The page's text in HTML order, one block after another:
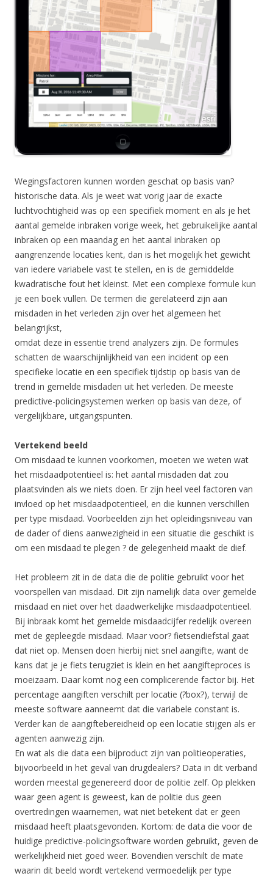
Wegingsfactoren kunnen worden geschat op basis van?
historische data. Als je weet wat vorig jaar de exacte
luchtvochtigheid was op een specifiek moment en als je het
aantal gemelde inbraken vorige week, het gebruikelijke aantal
inbraken op een maandag en het aantal inbraken op
aangrenzende locaties kent, dan is het mogelijk het gewicht
van iedere variabele vast te stellen, en is de gemiddelde
kwadratische fout het kleinst. Met een complexe formule kun
je een boek vullen. De termen die gerelateerd zijn aan
misdaden in het verleden zijn over het algemeen het
belangrijkst,
omdat deze in essentie trend analyzers zijn. De formules
schatten de waarschijnlijkheid van een incident op een
specifieke locatie en een specifiek tijdstip op basis van de
trend in gemelde misdaden uit het verleden. De meeste
predictive-policingsystemen werken op basis van deze, of
vergelijkbare, uitgangspunten.
Vertekend beeld
Om misdaad te kunnen voorkomen, moeten we weten wat
het misdaadpotentieel is: het aantal misdaden dat zou
plaatsvinden als we niets doen. Er zijn heel veel factoren van
invloed op het misdaadpotentieel, en die kunnen verschillen
per type misdaad. Voorbeelden zijn het opleidingsniveau van
de dader of diens aanwezigheid in een situatie die geschikt is
om een misdaad te plegen ? de gelegenheid maakt de dief.
Het probleem zit in de data die de politie gebruikt voor het
voorspellen van misdaad. Dit zijn namelijk data over gemelde
misdaad en niet over het daadwerkelijke misdaadpotentieel.
Bij inbraak komt het gemelde misdaadcijfer redelijk overeen
met de gepleegde misdaad. Maar voor? fietsendiefstal gaat
dat niet op. Mensen doen hierbij niet snel aangifte, want de
kans dat je je fiets terugziet is klein en het aangifteproces is
moeizaam. Daar komt nog een complicerende factor bij. Het
percentage aangiften verschilt per locatie (?box?), terwijl de
meeste software aanneemt dat die variabele constant is.
Verder kan de aangiftebereidheid op een locatie stijgen als er
agenten aanwezig zijn.
En wat als die data een bijproduct zijn van politieoperaties,
bijvoorbeeld in het geval van drugdealers? Data in dit verband
worden meestal gegenereerd door de politie zelf. Op plekken
waar geen agent is geweest, kan de politie dus geen
overtredingen waarnemen, wat niet betekent dat er geen
misdaad heeft plaatsgevonden. Kortom: de data die voor de
huidige predictive-policingsoftware worden gebruikt, geven de
werkelijkheid niet goed weer. Bovendien verschilt de mate
waarin dit beeld wordt vertekend vermoedelijk per type